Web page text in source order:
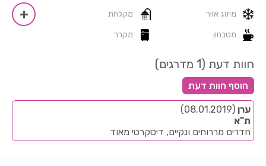
מיזוג אויר מקלחת
מטבחון מקרר
חוות דעת (1 מדרגים)
ערן (08.01.2019)
ת"א
חדרים מררוחים ונקיים, דיסקרטי מאוד